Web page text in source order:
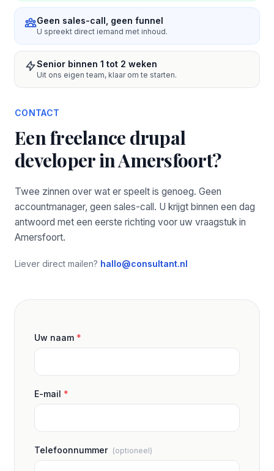
Geen sales-call, geen funnel
U spreekt direct iemand met inhoud.
Senior binnen 1 tot 2 weken
Uit ons eigen team, klaar om te starten.
CONTACT
Een freelance drupal
developer in Amersfoort?
Twee zinnen over wat er speelt is genoeg. Geen
accountmanager, geen sales-call. U krijgt binnen een dag
antwoord met een eerste richting voor uw vraagstuk in
Amersfoort.
Liever direct mailen? hallo@consultant.nl
Uw naam *
E-mail *
Telefoonnummer (optioneel)